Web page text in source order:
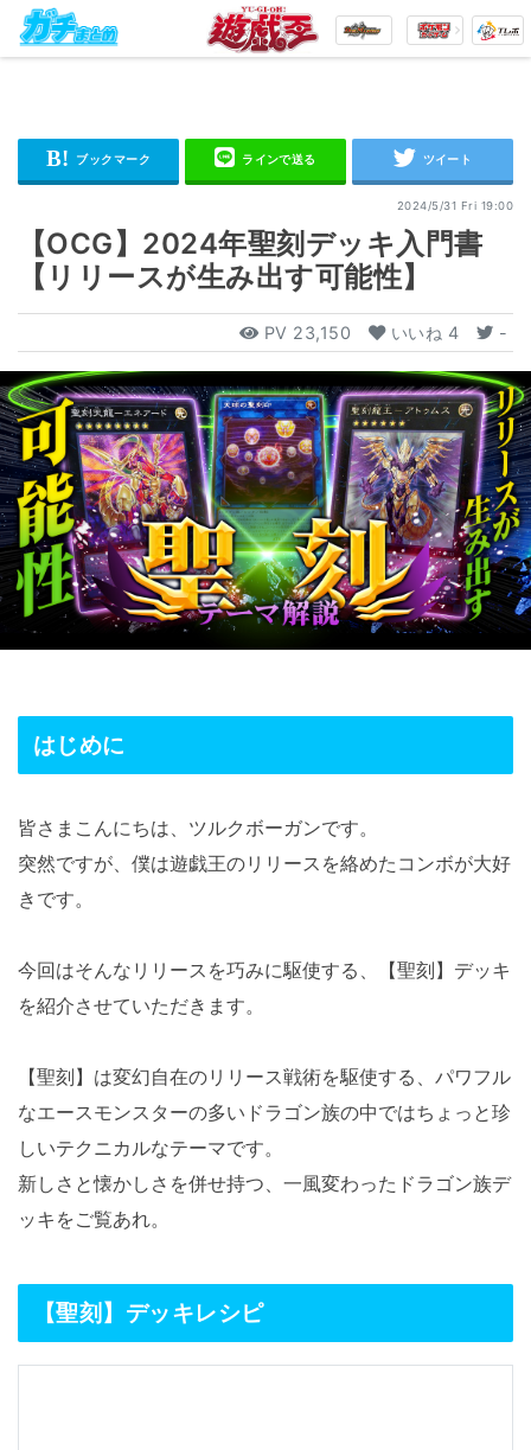
2024/5/31 Fri 19:00
【OCG】2024年聖刻デッキ入門書
【リリースが生み出す可能性】
PV 23,150 いいね 4 -
はじめに
皆さまこんにちは、ツルクボーガンです。
突然ですが、僕は遊戯王のリリースを絡めたコンボが大好
きです。
今回はそんなリリースを巧みに駆使する、【聖刻】デッキ
を紹介させていただきます。
【聖刻】は変幻自在のリリース戦術を駆使する、パワフル
なエースモンスターの多いドラゴン族の中ではちょっと珍
しいテクニカルなテーマです。
新しさと懐かしさを併せ持つ、一風変わったドラゴン族デ
ッキをご覧あれ。
【聖刻】デッキレシピ